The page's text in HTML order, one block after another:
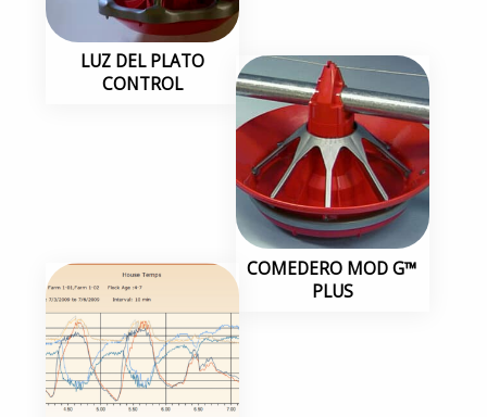
LUZ DEL PLATO
CONTROL
COMEDERO MOD G™
PLUS